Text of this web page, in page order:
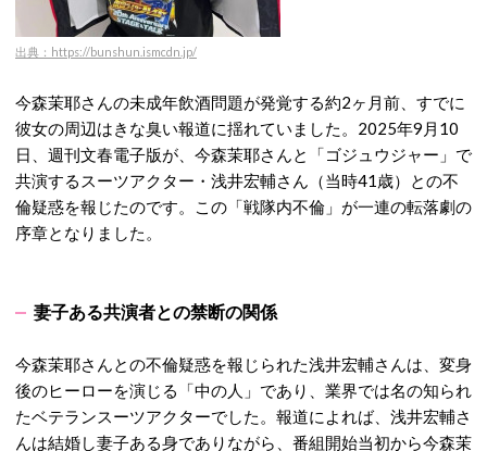
出典：https://bunshun.ismcdn.jp/
今森茉耶さんの未成年飲酒問題が発覚する約2ヶ月前、すでに
彼女の周辺はきな臭い報道に揺れていました。2025年9月10
日、週刊文春電子版が、今森茉耶さんと「ゴジュウジャー」で
共演するスーツアクター・浅井宏輔さん（当時41歳）との不
倫疑惑を報じたのです。
この「戦隊内不倫」が一連の転落劇の
序章となりました。
妻子ある共演者との禁断の関係
今森茉耶さんとの不倫疑惑を報じられた浅井宏輔さんは、変身
後のヒーローを演じる「中の人」であり、業界では名の知られ
たベテランスーツアクターでした。報道によれば、浅井宏輔さ
んは結婚し妻子ある身でありながら、番組開始当初から今森茉